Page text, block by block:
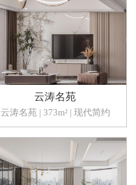
云涛名苑
云涛名苑 | 373m² | 现代简约